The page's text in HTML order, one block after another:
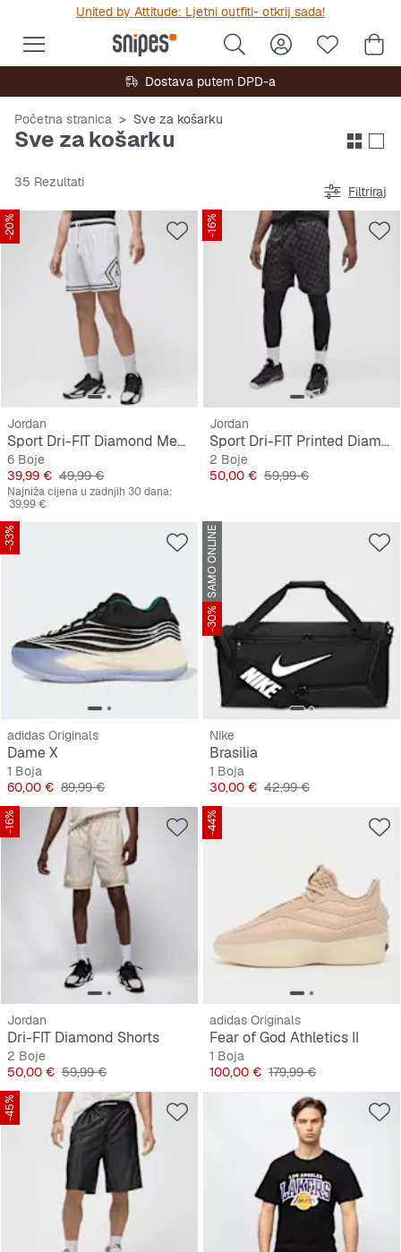
United by Attitude: Ljetni outfiti- otkrij sada!
Dostava putem DPD-a
Početna stranica Sve za košarku
Sve za košarku
35 Rezultati
Filtriraj
-20%
Jordan
Sport Dri-FIT Diamond Mesh-Shorts
6 Boje
Cijena
39,99 € Originalna cijena
49,99 €
Najniža cijena u zadnjih 30 dana:
39,99 €
-16%
Jordan
Sport Dri-FIT Printed Diamond Shorts
2 Boje
Cijena
50,00 € Originalna cijena
59,99 €
-33%
adidas Originals
Dame X
1 Boja
Cijena
60,00 € Originalna cijena
89,99 €
SAMO ONLINE
-30%
Nike
Brasilia
1 Boja
Cijena
30,00 € Originalna cijena
42,99 €
-16%
Jordan
Dri-FIT Diamond Shorts
2 Boje
Cijena
50,00 € Originalna cijena
59,99 €
-44%
adidas Originals
Fear of God Athletics II
1 Boja
Cijena
100,00 € Originalna cijena
179,99 €
-45%